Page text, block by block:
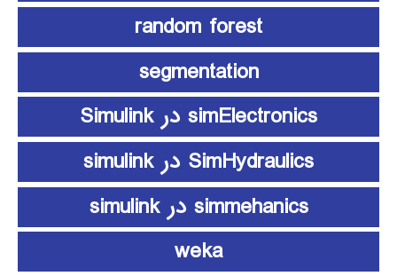
random forest
segmentation
simElectronics در Simulink
SimHydraulics در simulink
simmehanics در simulink
weka